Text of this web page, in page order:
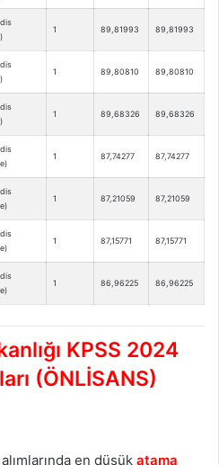
1 89,81993 89,81993
1 89,80810 89,80810
1 89,68326 89,68326
1 87,74277 87,74277
1 87,21059 87,21059
1 87,15771 87,15771
1 86,96225 86,96225
KPSS 2024
(ÖNLİSANS)
en düşük atama